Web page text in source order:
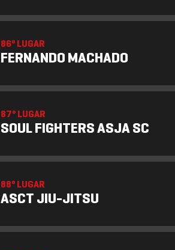
86º LUGAR
FERNANDO MACHADO
87º LUGAR
SOUL FIGHTERS ASJA SC
88º LUGAR
ASCT JIU-JITSU